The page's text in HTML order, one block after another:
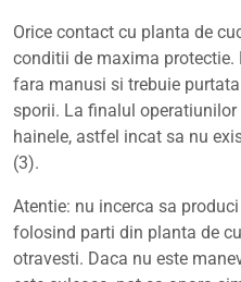
Orice contact cu planta de
conditii de maxima
fara manusi si trebuie
sporii. La finalul
hainele, astfel incat sa nu
(3).
Atentie: nu incerca sa
folosind parti din planta de
otravesti. Daca nu este